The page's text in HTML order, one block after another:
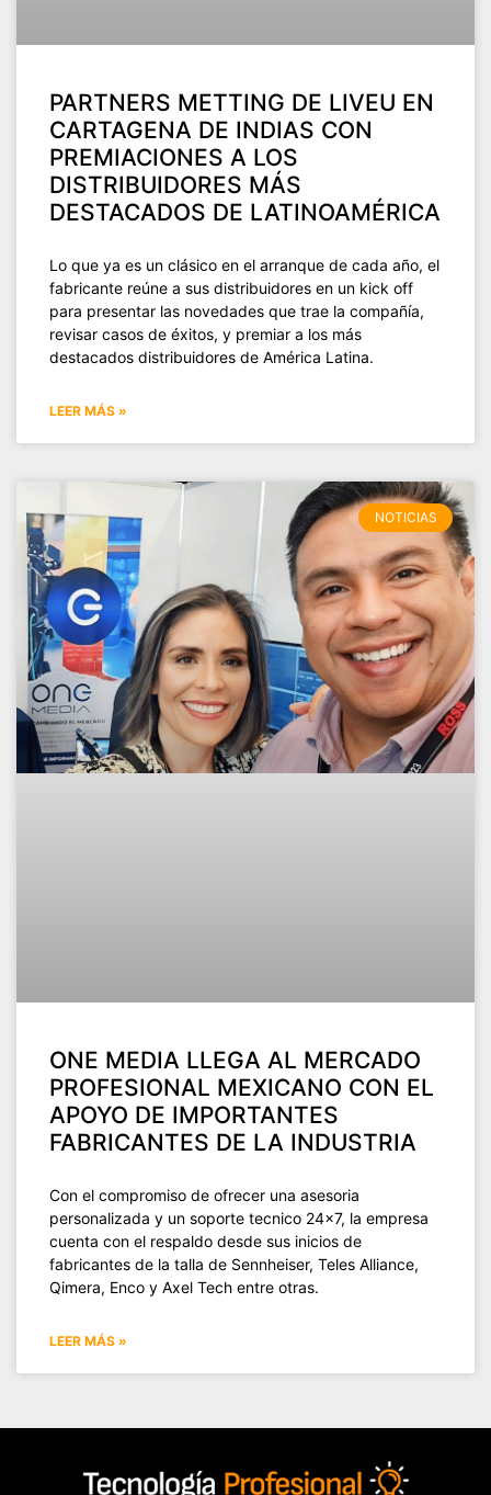
PARTNERS METTING DE LIVEU EN
CARTAGENA DE INDIAS CON
PREMIACIONES A LOS
DISTRIBUIDORES MÁS
DESTACADOS DE LATINOAMÉRICA
Lo que ya es un clásico en el arranque de cada año, el
fabricante reúne a sus distribuidores en un kick off
para presentar las novedades que trae la compañía,
revisar casos de éxitos, y premiar a los más
destacados distribuidores de América Latina.
LEER MÁS »
NOTICIAS
ONE MEDIA LLEGA AL MERCADO
PROFESIONAL MEXICANO CON EL
APOYO DE IMPORTANTES
FABRICANTES DE LA INDUSTRIA
Con el compromiso de ofrecer una asesoria
personalizada y un soporte tecnico 24×7, la empresa
cuenta con el respaldo desde sus inicios de
fabricantes de la talla de Sennheiser, Teles Alliance,
Qimera, Enco y Axel Tech entre otras.
LEER MÁS »